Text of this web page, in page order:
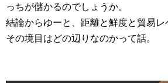
っちが儲かるのでしょうか。
結論からゆーと、距離と鮮度と貿易レ
その境目はどの辺りなのかって話。